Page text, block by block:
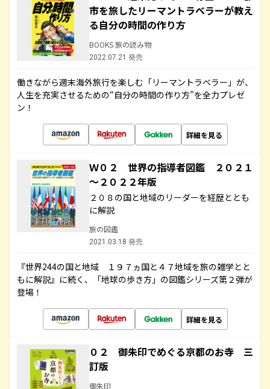
市を旅したリーマントラベラーが教え
る自分の時間の作り方
BOOKS 旅の読み物
2022.07.21 発売
働きながら週末海外旅行を楽しむ「リーマントラベラー」が、
人生を充実させるための“自分の時間の作り方”を全力プレゼ
ン！
詳細を見る
Ｗ０２ 世界の指導者図鑑 ２０２１
～２０２２年版
２０８の国と地域のリーダーを経歴ととも
に解説
旅の図鑑
2021.03.18 発売
『世界244の国と地域 １９７ヵ国と４７地域を旅の雑学とと
もに解説』に続く、「地球の歩き方」の図鑑シリーズ第２弾が
登場！
詳細を見る
０２ 御朱印でめぐる京都のお寺 三
訂版
御朱印